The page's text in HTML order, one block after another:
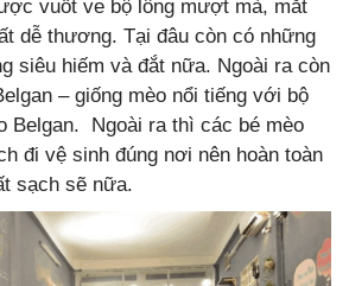
vuốt ve bộ lông mượt mà, mắt
dễ thương. Tại đâu còn có những
siêu hiếm và đắt nữa. Ngoài ra còn
– giống mèo nổi tiếng với bộ
Belgan. Ngoài ra thì các bé mèo
đi vệ sinh đúng nơi nên hoàn toàn
sạch sẽ nữa.